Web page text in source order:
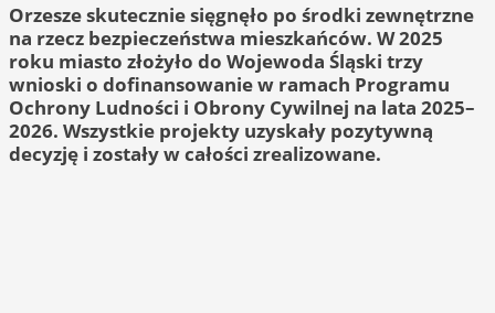
Orzesze skutecznie sięgnęło po środki zewnętrzne
na rzecz bezpieczeństwa mieszkańców. W 2025
roku miasto złożyło do Wojewoda Śląski trzy
wnioski o dofinansowanie w ramach Programu
Ochrony Ludności i Obrony Cywilnej na lata 2025–
2026. Wszystkie projekty uzyskały pozytywną
decyzję i zostały w całości zrealizowane.